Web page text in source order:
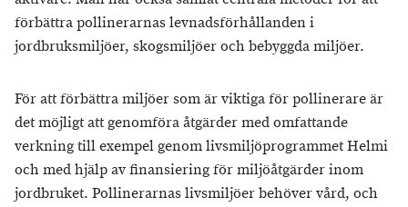
förbättra pollinerarnas levnadsförhållanden i
jordbruksmiljöer, skogsmiljöer och bebyggda miljöer.
För att förbättra miljöer som är viktiga för pollinerare är
det möjligt att genomföra åtgärder med omfattande
verkning till exempel genom livsmiljöprogrammet Helmi
och med hjälp av finansiering för miljöåtgärder inom
jordbruket. Pollinerarnas livsmiljöer behöver vård, och